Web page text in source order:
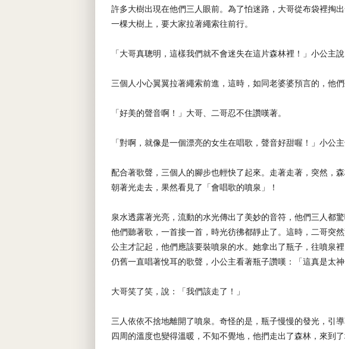
許多大樹出現在他們三人眼前。為了怕迷路，大哥從布袋裡掏
一棵大樹上，要大家拉著繩索往前行。
「大哥真聰明，這樣我們就不會迷失在這片森林裡！」小公主說
三個人小心翼翼拉著繩索前進，這時，如同老婆婆預言的，他們
「好美的聲音啊！」大哥、二哥忍不住讚嘆著。
「對啊，就像是一個漂亮的女生在唱歌，聲音好甜喔！」小公主
配合著歌聲，三個人的腳步也輕快了起來。走著走著，突然，
朝著光走去，果然看見了「會唱歌的噴泉」！
泉水透露著光亮，流動的水光傳出了美妙的音符，他們三人都驚
他們聽著歌，一首接一首，時光彷彿都靜止了。這時，二哥突
公主才記起，他們應該要裝噴泉的水。她拿出了瓶子，往噴泉
仍舊一直唱著悅耳的歌聲，小公主看著瓶子讚嘆：「這真是太神
大哥笑了笑，說：「我們該走了！」
三人依依不捨地離開了噴泉。奇怪的是，瓶子慢慢的發光，引導
四周的溫度也變得溫暖，不知不覺地，他捫走出了森林，來到了